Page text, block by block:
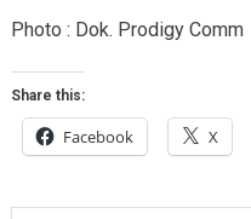
Photo : Dok. Prodigy Comm
Share this:
Facebook X